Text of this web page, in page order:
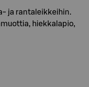
ja rantaleikkeihin.
hiekkalapio,